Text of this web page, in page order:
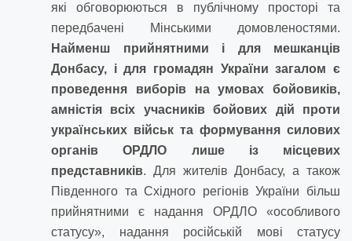
які обговорюються в публічному просторі та
передбачені Мінськими домовленостями.
Найменш прийнятними і для мешканців
Донбасу, і для громадян України загалом є
проведення виборів на умовах бойовиків,
амністія всіх учасників бойових дій проти
українських військ та формування силових
органів ОРДЛО лише із місцевих
представників. Для жителів Донбасу, а також
Південного та Східного регіонів України більш
прийнятними є надання ОРДЛО «особливого
статусу», надання російській мові статусу